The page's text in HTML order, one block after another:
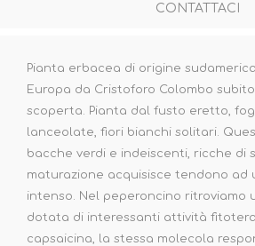
CONTATTACI
Pianta erbacea di origine
Europa da Cristoforo Colombo
scoperta. Pianta dal fusto eretto,
lanceolate, fiori bianchi solitari.
bacche verdi e indeiscenti, ricche di
maturazione acquisisce tendono ad
intenso. Nel peperoncino ritroviamo
dotata di interessanti attività
capsaicina, la stessa molecola